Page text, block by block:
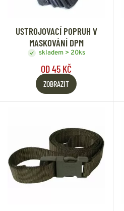
USTROJOVACÍ POPRUH V
MASKOVÁNÍ DPM
skladem > 20ks
OD 45 KČ
ZOBRAZIT